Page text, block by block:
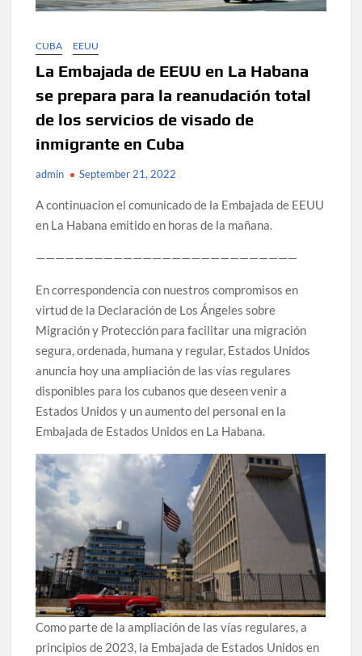
CUBA EEUU
La Embajada de EEUU en La Habana
se prepara para la reanudación total
de los servicios de visado de
inmigrante en Cuba
admin September 21, 2022
A continuacion el comunicado de la Embajada de EEUU
en La Habana emitido en horas de la mañana.
———————————————————————————
En correspondencia con nuestros compromisos en
virtud de la Declaración de Los Ángeles sobre
Migración y Protección para facilitar una migración
segura, ordenada, humana y regular, Estados Unidos
anuncia hoy una ampliación de las vías regulares
disponibles para los cubanos que deseen venir a
Estados Unidos y un aumento del personal en la
Embajada de Estados Unidos en La Habana.
Como parte de la ampliación de las vías regulares, a
principios de 2023, la Embajada de Estados Unidos en